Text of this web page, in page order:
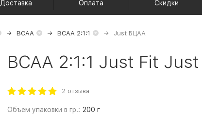
Доставка Оплата Скидки
BCAA BCAA 2:1:1 Just БЦАА
BCAA 2:1:1 Just Fit
2 отзыва
Объем упаковки в гр.: 200 г